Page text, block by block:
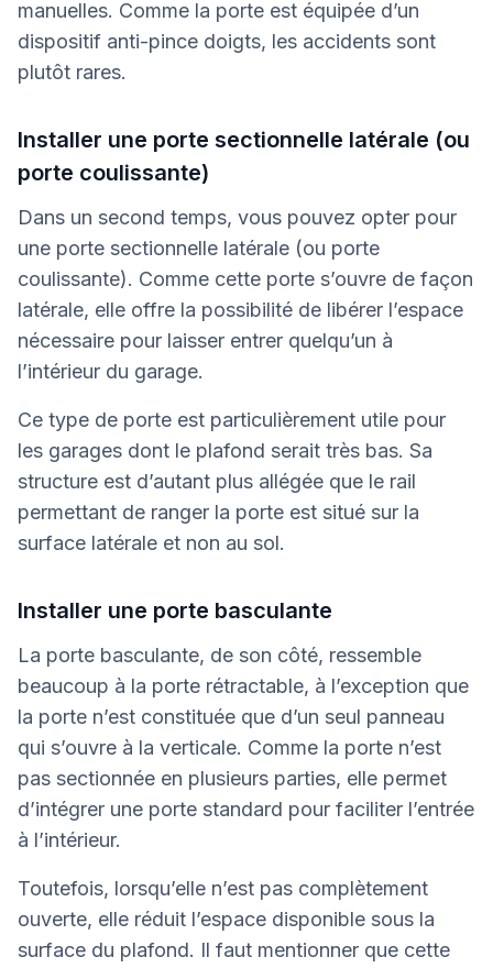
manuelles. Comme la porte est équipée d’un
dispositif anti-pince doigts, les accidents sont
plutôt rares.
Installer une porte sectionnelle latérale (ou
porte coulissante)
Dans un second temps, vous pouvez opter pour
une porte sectionnelle latérale (ou porte
coulissante). Comme cette porte s’ouvre de façon
latérale, elle offre la possibilité de libérer l’espace
nécessaire pour laisser entrer quelqu’un à
l’intérieur du garage.
Ce type de porte est particulièrement utile pour
les garages dont le plafond serait très bas. Sa
structure est d’autant plus allégée que le rail
permettant de ranger la porte est situé sur la
surface latérale et non au sol.
Installer une porte basculante
La porte basculante, de son côté, ressemble
beaucoup à la porte rétractable, à l’exception que
la porte n’est constituée que d’un seul panneau
qui s’ouvre à la verticale. Comme la porte n’est
pas sectionnée en plusieurs parties, elle permet
d’intégrer une porte standard pour faciliter l’entrée
à l’intérieur.
Toutefois, lorsqu’elle n’est pas complètement
ouverte, elle réduit l’espace disponible sous la
surface du plafond. Il faut mentionner que cette